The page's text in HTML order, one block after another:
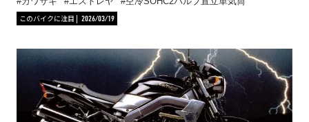
このバイクに注目
2026/03/19